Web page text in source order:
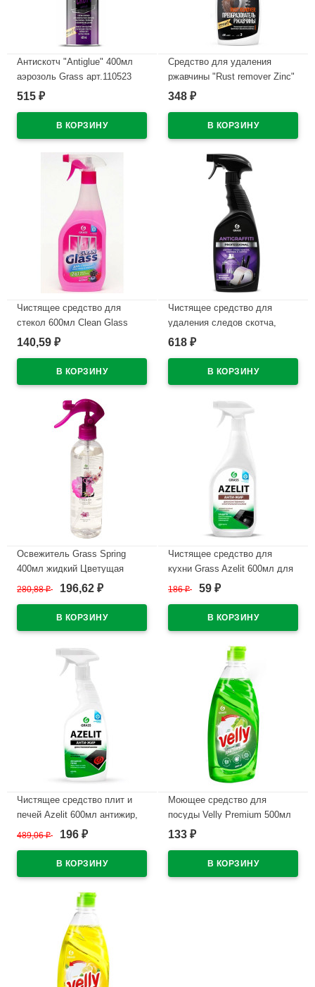
Антискотч "Antiglue" 400мл
аэрозоль Grass арт.110523
В наличии
515 ₽
Средство для удаления
ржавчины "Rust remover Zinc"
600мл курок Grass арт.110484
348 ₽
Чистящее средство для
стекол 600мл Clean Glass
Grass с курком Лесные ягоды
140,59 ₽
Чистящее средство для
удаления следов скотча,
жвачки, резины, клея Grass
курок арт.125602
618 ₽
Освежитель Grass Spring
400мл жидкий Цветущая
магнолия арт.125117
280,88₽ 196,62 ₽
Чистящее средство для
кухни Grass Azelit 600мл для
камня курок арт.125643
186₽ 59 ₽
Чистящее средство плит и
печей Azelit 600мл антижир,
для стеклокерамики курок
489,06₽ 196 ₽
Моющее средство для
посуды Velly Premium 500мл
лайм и мята Grass арт.125423
133 ₽